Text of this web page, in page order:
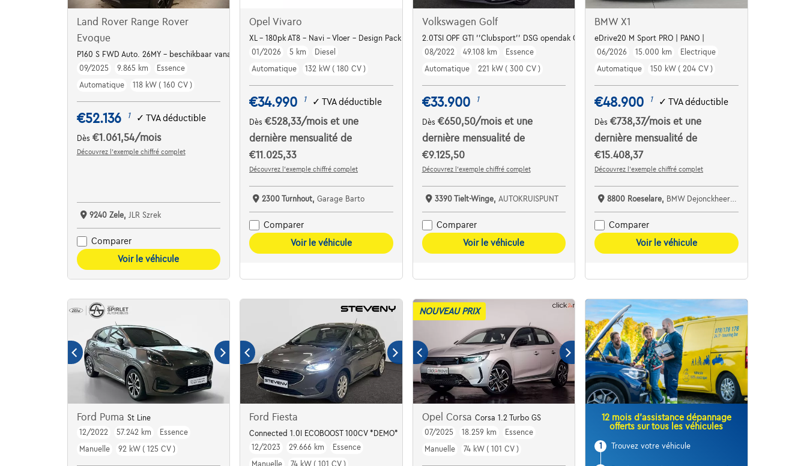
Land Rover Range Rover
Evoque
P160 S FWD Auto. 26MY - beschikbaar vanaf maart
09/2025
9.865 km
Essence
Automatique
118 kW ( 160 CV )
€52.136 1 ✓ TVA déductible
Dès €1.061,54/mois
Découvrez l’exemple chiffré complet
9240 Zele, JLR Szrek
Comparer
Voir le véhicule
Opel Vivaro
XL - 180pk AT8 - Navi - Vloer - Design Pack - Full LED
01/2026
5 km
Diesel
Automatique
132 kW ( 180 CV )
€34.990 1 ✓TVA déductible
Dès€528,33/moiset une
dernière mensualité de
€11.025,33
Découvrez l’exemple chiffré complet
2300 Turnhout,Garage Barto
Comparer
Voir le véhicule
Volkswagen Golf
2.0TSI OPF GTI ''Clubsport'' DSG opendak GPS Camera Alu19
08/2022
49.108 km
Essence
Automatique
221 kW ( 300 CV )
€33.900 1
Dès €650,50/mois et une
dernière mensualité de
€9.125,50
Découvrez l’exemple chiffré complet
3390 Tielt-Winge, AUTOKRUISPUNT
Comparer
Voir le véhicule
BMW X1
eDrive20 M Sport PRO | PANO |
06/2026
15.000 km
Electrique
Automatique
150 kW ( 204 CV )
€48.900 1 ✓TVA déductible
Dès€738,37/moiset une
dernière mensualité de
€15.408,37
Découvrez l’exemple chiffré complet
8800 Roeselare, BMW Dejonckheere Roeselare
Comparer
Voir le véhicule
Ford Puma St Line
12/2022
57.242 km
Essence
Manuelle
92 kW ( 125 CV )
Ford Fiesta
Connected 1.0I ECOBOOST 100CV *DEMO*
12/2023
29.666 km
Essence
Manuelle
74 kW ( 101 CV )
NOUVEAU PRIX
Opel Corsa Corsa 1.2 Turbo GS
07/2025
18.259 km
Essence
Manuelle
74 kW ( 101 CV )
12 mois d’assistance dépannage
offerts sur tous les véhicules
1 Trouvez votre véhicule